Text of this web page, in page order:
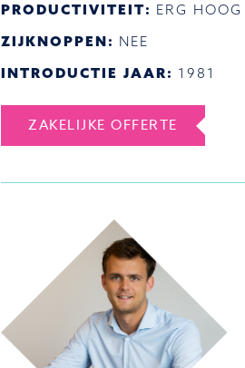
PRODUCTIVITEIT: ERG HOOG
ZIJKNOPPEN: NEE
INTRODUCTIE JAAR: 1981
ZAKELIJKE OFFERTE